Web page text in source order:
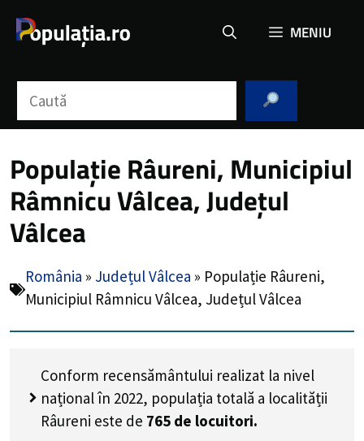
MENIU
Populație Râureni, Municipiul
Râmnicu Vâlcea, Județul
Vâlcea
România » Județul Vâlcea » Populație Râureni,
Municipiul Râmnicu Vâlcea, Județul Vâlcea
Conform recensământului realizat la nivel
național în 2022, populația totală a localității
Râureni este de 765 de locuitori.